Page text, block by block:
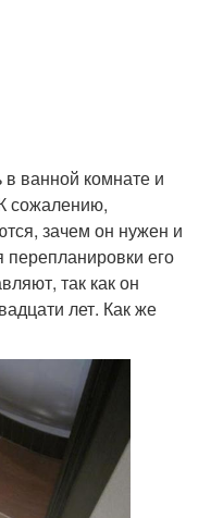
ванной комнате и
сожалению,
зачем он нужен и
его
так как он
лет. Как же